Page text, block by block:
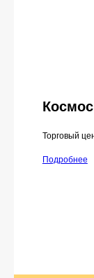
Космос
Торговый
Подробнее